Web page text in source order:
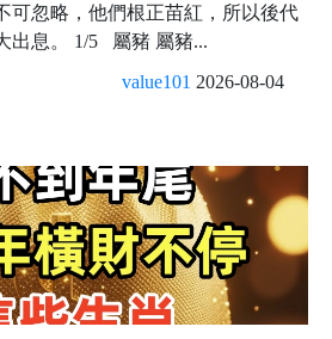
可忽略，他們根正苗紅，所以後代
出息。 1/5 屬豬 屬豬...
value101 2026-08-04